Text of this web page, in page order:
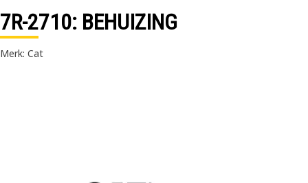
7R-2710: BEHUIZING
Merk: Cat